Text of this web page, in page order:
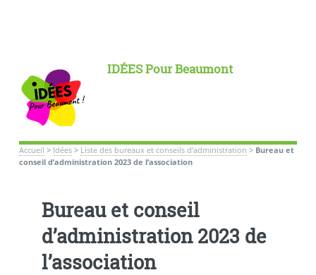
IDÉES Pour Beaumont
Accueil > Idées> Liste des bureaux et conseils d’administration > Bureau et
conseil d’administration 2023 de l’association
Bureau et conseil
d’administration 2023 de
l’association